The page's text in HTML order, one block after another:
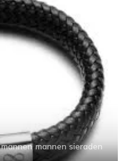
mannen mannen sieraden